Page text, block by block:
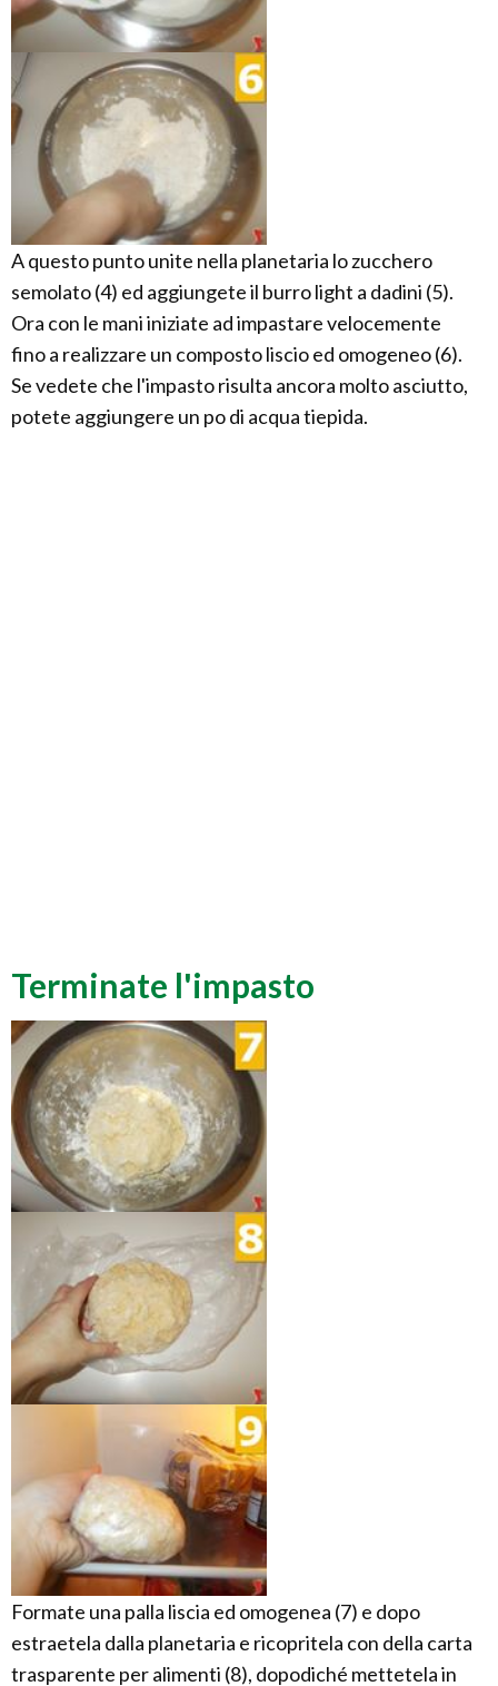
A questo punto unite nella planetaria lo zucchero
semolato (4) ed aggiungete il burro light a dadini (5).
Ora con le mani iniziate ad impastare velocemente
fino a realizzare un composto liscio ed omogeneo (6).
Se vedete che l'impasto risulta ancora molto asciutto,
potete aggiungere un po di acqua tiepida.
Terminate l'impasto
Formate una palla liscia ed omogenea (7) e dopo
estraetela dalla planetaria e ricopritela con della carta
trasparente per alimenti (8), dopodiché mettetela in